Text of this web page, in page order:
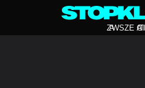
ZAWSZE A